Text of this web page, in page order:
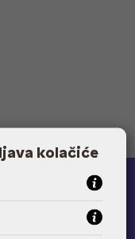
kolačiće